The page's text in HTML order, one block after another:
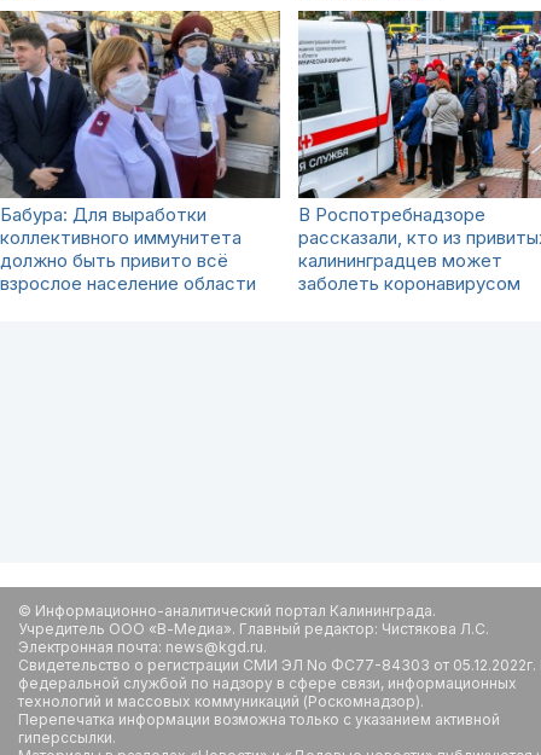
Бабура: Для выработки
коллективного иммунитета
должно быть привито всё
взрослое население области
В Роспотребнадзоре
рассказали, кто из
калининградцев может
заболеть коронавирусом
© Информационно-аналитический портал Калининграда.
Учредитель ООО «В-Медиа». Главный редактор: Чистякова Л.С.
Электронная почта: news@kgd.ru.
Свидетельство о регистрации СМИ ЭЛ No ФС77-84303 от
федеральной службой по надзору в сфере связи, информационных
технологий и массовых коммуникаций (Роскомнадзор).
Перепечатка информации возможна только с указанием активной
гиперссылки.